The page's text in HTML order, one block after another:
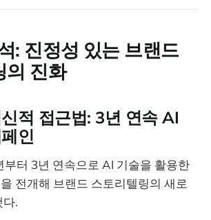
: 진정성 있는 브랜드
의 진화
적 접근법: 3년 연속 AI
인
터 3년 연속으로 AI 기술을 활용한
전개해 브랜드 스토리텔링의 새로
다.